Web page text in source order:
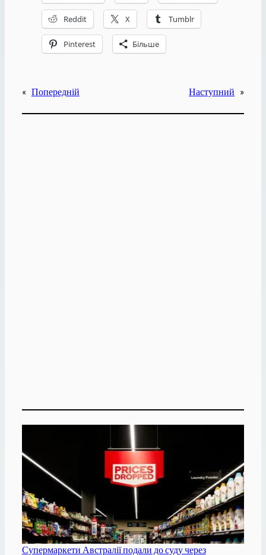
Reddit X Tumblr
Pinterest Більше
« Попередній Наступний »
Супермаркети Австралії подали до суду через